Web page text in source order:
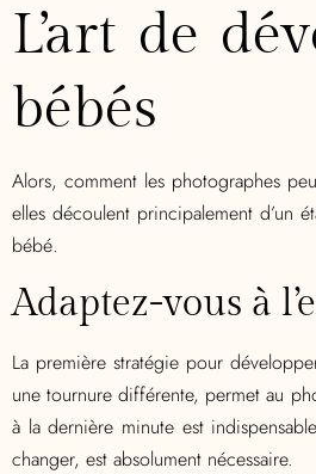
L’art de
bébés
Alors, comment les photographes
elles découlent principalement d’un
bébé.
Adaptez-vous à
La première stratégie pour
une tournure différente, permet au
à la dernière minute est
changer, est absolument nécessaire.